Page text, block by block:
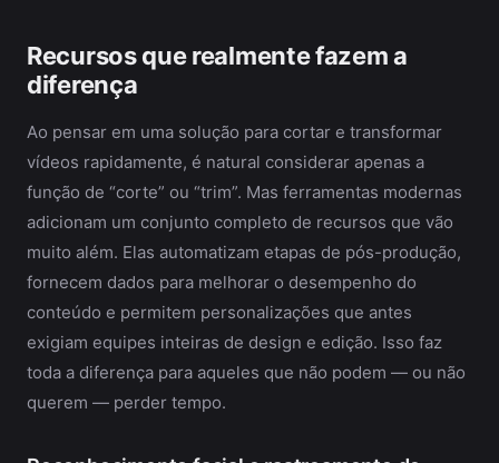
Recursos que realmente fazem a
diferença
Ao pensar em uma solução para cortar e transformar
vídeos rapidamente, é natural considerar apenas a
função de “corte” ou “trim”. Mas ferramentas modernas
adicionam um conjunto completo de recursos que vão
muito além. Elas automatizam etapas de pós-produção,
fornecem dados para melhorar o desempenho do
conteúdo e permitem personalizações que antes
exigiam equipes inteiras de design e edição. Isso faz
toda a diferença para aqueles que não podem — ou não
querem — perder tempo.